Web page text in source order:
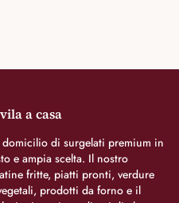
a casa
di surgelati premium in
e ampia scelta. Il nostro
fritte, piatti pronti, verdure
prodotti da forno e il